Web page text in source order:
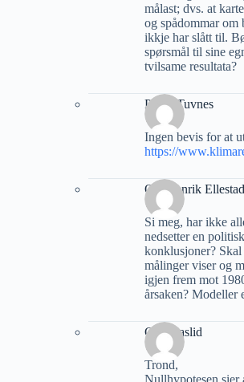
målast; dvs. at
og spådommar om
ikkje har slått til.
spørsmål til sine
tvilsame resultata?
Petter Tuvnes
Ingen bevis for at
https://
Ole Henrik Ellestad
Si meg, har ikke
nedsetter en
konklusjoner?
målinger viser og
igjen frem mot
årsaken? Modeller
Geir Aaslid
Trond,
Nullhypotesen sier